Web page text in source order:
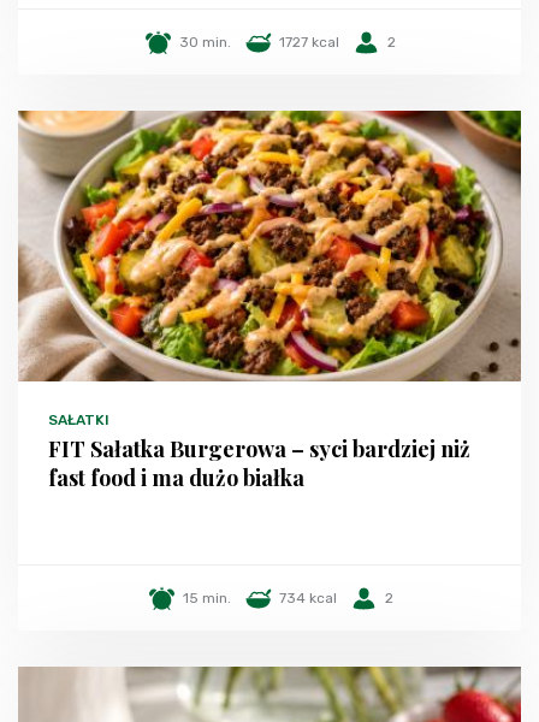
30 min. 1727 kcal 2
SAŁATKI
FIT Sałatka Burgerowa – syci bardziej niż
fast food i ma dużo białka
15 min. 734 kcal 2